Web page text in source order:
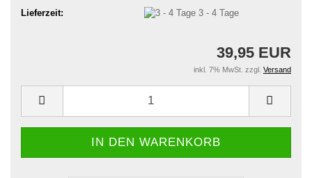
Lieferzeit:
3 - 4 Tage
39,95 EUR
inkl. 7% MwSt. zzgl. Versand